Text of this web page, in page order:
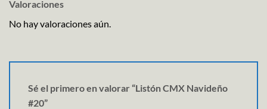
Valoraciones
No hay valoraciones aún.
Sé el primero en valorar “Listón CMX Navideño
#20”